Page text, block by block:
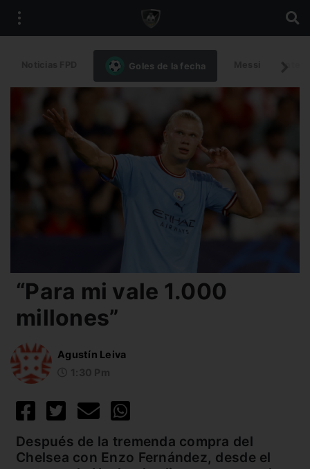
Goles de la fecha
“Para mi vale 1.000
millones”
Agustín Leiva
Después de la tremenda compra del
Chelsea con Enzo Fernández, desde el